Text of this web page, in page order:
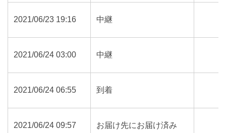
2021/06/23 19:16 中継
2021/06/24 03:00 中継
2021/06/24 06:55 到着
2021/06/24 09:57 お届け先にお届け済み